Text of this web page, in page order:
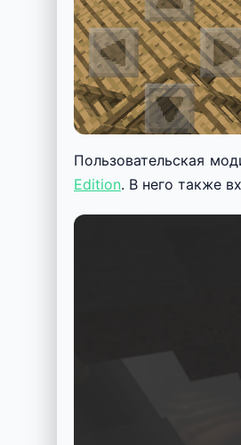
Пользовательская
Edition. В него также